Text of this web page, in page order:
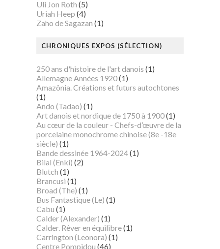
Uli Jon Roth (5)
Uriah Heep (4)
Zaho de Sagazan (1)
CHRONIQUES EXPOS (SÉLECTION)
250 ans d'histoire de l'art danois (1)
Allemagne Années 1920(1)
Amazônia. Créations et futurs autochtones
(1)
Ando (Tadao) (1)
Art danois et nordique de 1750 à 1900(1)
Au cœur de la couleur - Chefs-d’œuvre de la
porcelaine monochrome chinoise (8e -18e
siècle) (1)
Bande dessinée 1964-2024(1)
Bilal (Enki) (2)
Blutch (1)
Brancusi (1)
Broad (The) (1)
Bus Fantastique (Le) (1)
Cabu (1)
Calder (Alexander) (1)
Calder. Rêver en équilibre(1)
Carrington (Leonora) (1)
Centre Pompidou (46)